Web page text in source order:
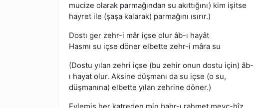
mucize olarak parmağından su akıttığını) kim işitse
hayret ile (şaşa kalarak) parmağını ısırır.)
Dostı ger zehr-i mâr içse olur âb-ı hayât
Hasmı su içse döner elbette zehr-i mâra su
(Dostu yılan zehri içse (bu zehir onun dostu için) âb-
ı hayat olur. Aksine düşmanı da su içse (o su,
düşmanına) elbette yılan zehrine döner.)